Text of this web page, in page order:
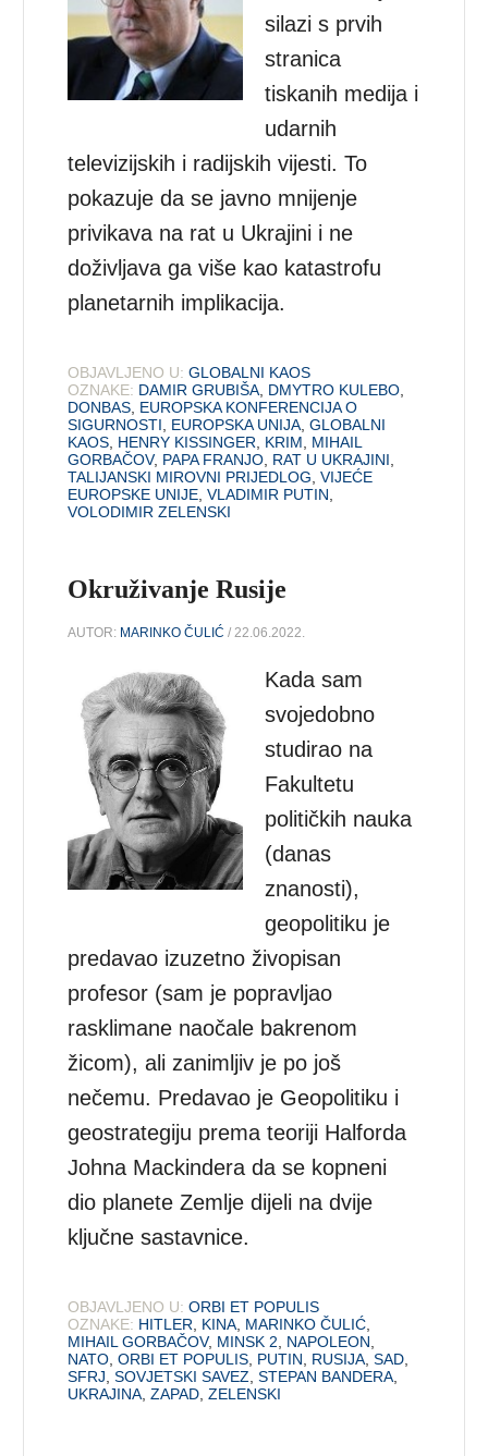
silazi s prvih
stranica
tiskanih medija i
udarnih
televizijskih i radijskih vijesti. To
pokazuje da se javno mnijenje
privikava na rat u Ukrajini i ne
doživljava ga više kao katastrofu
planetarnih implikacija.
OBJAVLJENO U: GLOBALNI KAOS
OZNAKE: DAMIR GRUBIŠA DMYTRO KULEBO
DONBAS EUROPSKA KONFERENCIJA O
SIGURNOSTI
EUROPSKA UNIJA ,GLOBALNI
KAOS HENRY KISSINGER KRIM
MIHAIL
GORBAČOV, PAPA FRANJO RAT U UKRAJINI
TALIJANSKI MIROVNI PRIJEDLOG ,VIJEĆE
EUROPSKE UNIJE ,VLADIMIR PUTIN
VOLODIMIR ZELENSKI
Okruživanje Rusije
AUTOR: MARINKO ČULIĆ / 22.06.2022.
Kada sam
svojedobno
studirao na
Fakultetu
političkih nauka
(danas
znanosti),
geopolitiku je
predavao izuzetno živopisan
profesor (sam je popravljao
rasklimane naočale bakrenom
žicom), ali zanimljiv je po još
nečemu. Predavao je Geopolitiku i
geostrategiju prema teoriji Halforda
Johna Mackindera da se kopneni
dio planete Zemlje dijeli na dvije
ključne sastavnice.
OBJAVLJENO U: ORBI ET POPULIS
OZNAKE: HITLER, KINA, MARINKO ČULIĆ,
MIHAIL GORBAČOV, MINSK 2, NAPOLEON,
NATO,ORBI ET POPULIS, PUTIN, RUSIJA,SAD,
SFRJ,SOVJETSKI SAVEZ,STEPAN BANDERA,
UKRAJINA,ZAPAD,ZELENSKI